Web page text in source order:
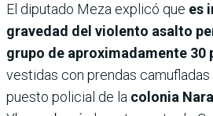
El diputado Meza explicó que es
gravedad del violento asalto
grupo de aproximadamente 30
vestidas con prendas
puesto policial de la colonia